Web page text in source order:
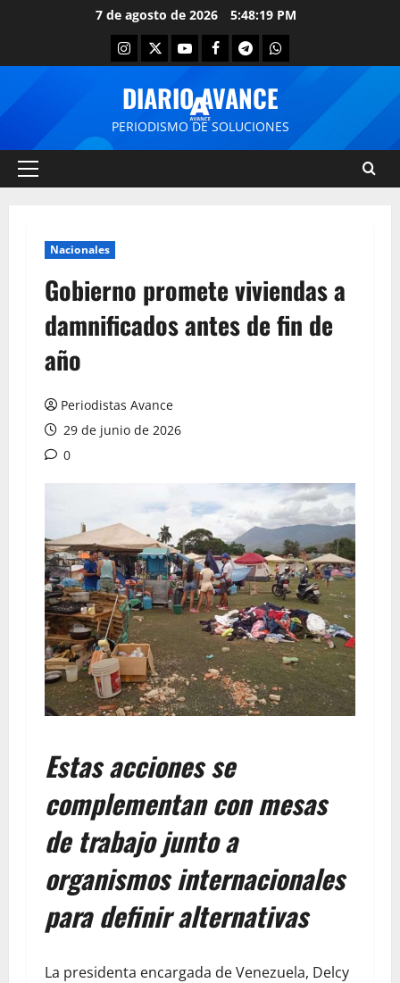
7 de agosto de 2026 5:48:19 PM
DIARIO AVANCE
PERIODISMO DE SOLUCIONES
Nacionales
Gobierno promete viviendas a
damnificados antes de fin de
año
Periodistas Avance
29 de junio de 2026
0
Estas acciones se
complementan con mesas
de trabajo junto a
organismos internacionales
para definir alternativas
La presidenta encargada de Venezuela, Delcy